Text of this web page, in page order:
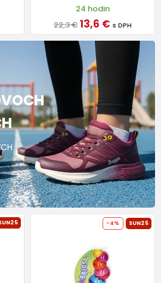
24 hodin
22,3 € 13,6 € s DPH
-4% SUN25